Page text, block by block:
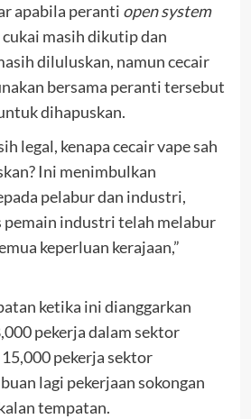
apabila peranti open system
masih dikutip dan
diluluskan, namun cecair
bersama peranti tersebut
dihapuskan.
legal, kenapa cecair vape sah
Ini menimbulkan
pelabur dan industri,
pemain industri telah melabur
keperluan kerajaan,”
ketika ini dianggarkan
pekerja dalam sektor
pekerja sektor
lagi pekerjaan sokongan
tempatan.